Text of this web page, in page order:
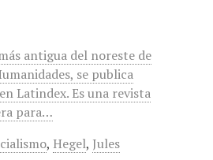
antigua del noreste de
se publica
Latindex. Es una revista
para…
, Hegel, Jules